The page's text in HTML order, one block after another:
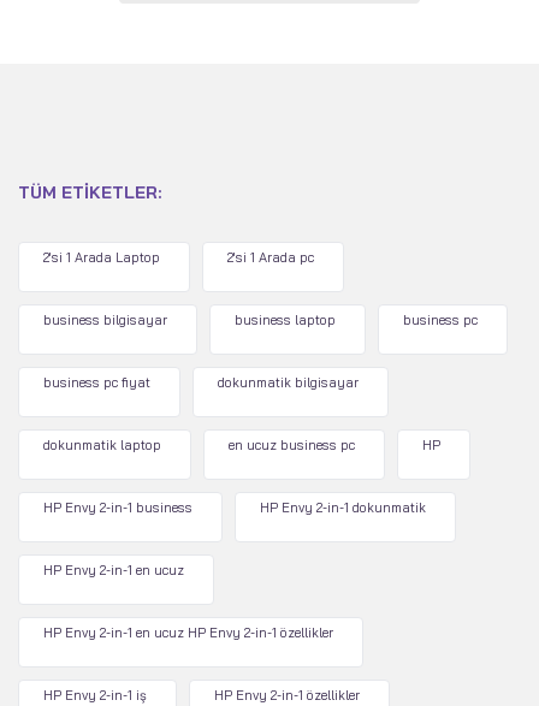
TÜM ETIKETLER:
2'si 1 Arada Laptop 2'si 1 Arada pc
business bilgisayar business laptop business pc
business pc fiyat dokunmatik bilgisayar
dokunmatik laptop en ucuz business pc HP
HP Envy 2-in-1 business HP Envy 2-in-1 dokunmatik
HP Envy 2-in-1 en ucuz
HP Envy 2-in-1 en ucuz HP Envy 2-in-1 özellikler
HP Envy 2-in-1 iş HP Envy 2-in-1 özellikler